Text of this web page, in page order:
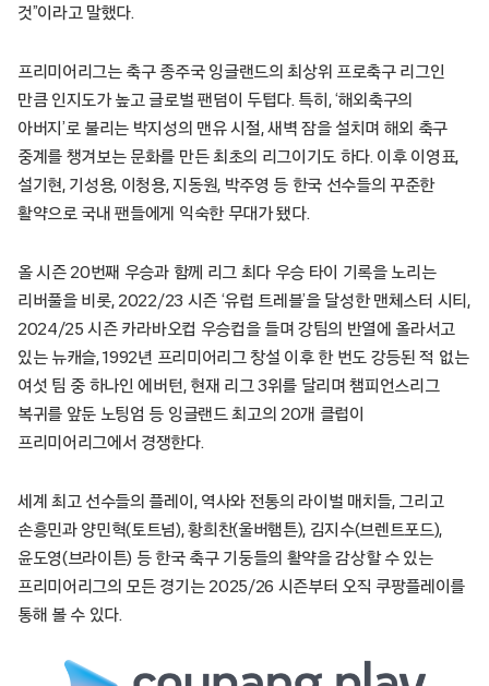
것”이라고 말했다.
프리미어리그는 축구 종주국 잉글랜드의 최상위 프로축구 리그인
만큼 인지도가 높고 글로벌 팬덤이 두텁다. 특히, ‘해외축구의
아버지’로 불리는 박지성의 맨유 시절, 새벽 잠을 설치며 해외 축구
중계를 챙겨보는 문화를 만든 최초의 리그이기도 하다. 이후 이영표,
설기현, 기성용, 이청용, 지동원, 박주영 등 한국 선수들의 꾸준한
활약으로 국내 팬들에게 익숙한 무대가 됐다.
올 시즌 20번째 우승과 함께 리그 최다 우승 타이 기록을 노리는
리버풀을 비롯, 2022/23 시즌 ‘유럽 트레블’을 달성한 맨체스터 시티,
2024/25 시즌 카라바오컵 우승컵을 들며 강팀의 반열에 올라서고
있는 뉴캐슬, 1992년 프리미어리그 창설 이후 한 번도 강등된 적 없는
여섯 팀 중 하나인 에버턴, 현재 리그 3위를 달리며 챔피언스리그
복귀를 앞둔 노팅엄 등 잉글랜드 최고의 20개 클럽이
프리미어리그에서 경쟁한다.
세계 최고 선수들의 플레이, 역사와 전통의 라이벌 매치들, 그리고
손흥민과 양민혁(토트넘), 황희찬(울버햄튼), 김지수(브렌트포드),
윤도영(브라이튼) 등 한국 축구 기둥들의 활약을 감상할 수 있는
프리미어리그의 모든 경기는 2025/26 시즌부터 오직 쿠팡플레이를
통해 볼 수 있다.